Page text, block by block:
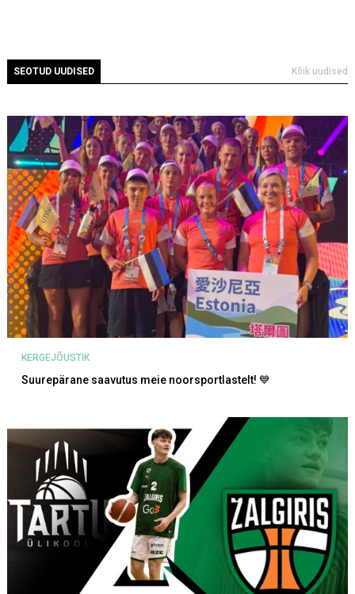
SEOTUD UUDISED Kõik uudised
KERGEJÕUSTIK
Suurepärane saavutus meie noorsportlastelt! 💙